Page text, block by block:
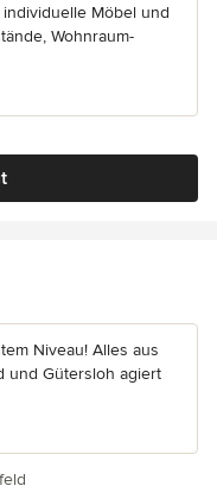
Möbel und
Wohnraum-
Niveau! Alles aus
und Gütersloh agiert